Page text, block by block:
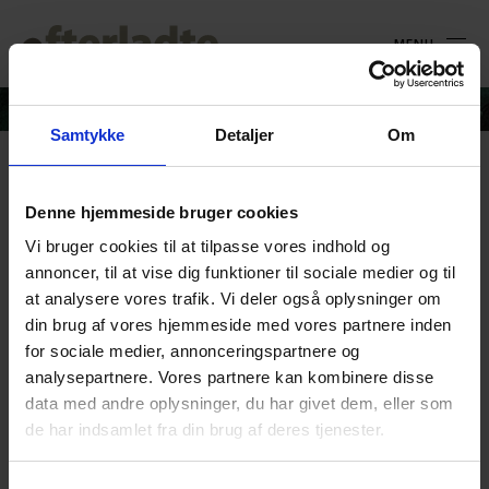
Samtykke Detaljer Om
Denne hjemmeside bruger cookies
Vi bruger cookies til at tilpasse vores indhold og
annoncer, til at vise dig funktioner til sociale medier og til
at analysere vores trafik. Vi deler også oplysninger om
din brug af vores hjemmeside med vores partnere inden
for sociale medier, annonceringspartnere og
analysepartnere. Vores partnere kan kombinere disse
data med andre oplysninger, du har givet dem, eller som
de har indsamlet fra din brug af deres tjenester.
MENU
25. januar 2021